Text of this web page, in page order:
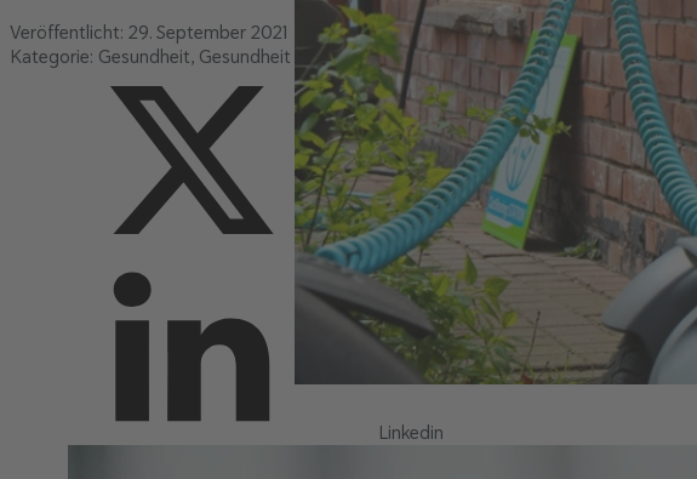
Veröffentlicht: 29. September 2021
Kategorie: Gesundheit Gesundheit News Newsletter GesundheIT
X
Linkedin